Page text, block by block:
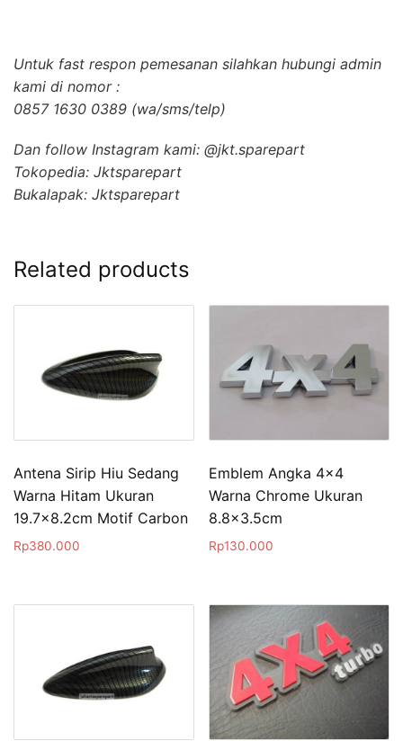
Untuk fast respon pemesanan silahkan hubungi admin
kami di nomor :
0857 1630 0389 (wa/sms/telp)
Dan follow Instagram kami: @jkt.sparepart
Tokopedia: Jktsparepart
Bukalapak: Jktsparepart
Related products
Antena Sirip Hiu Sedang
Warna Hitam Ukuran
19.7×8.2cm Motif Carbon
Rp380.000
Emblem Angka 4×4
Warna Chrome Ukuran
8.8×3.5cm
Rp130.000